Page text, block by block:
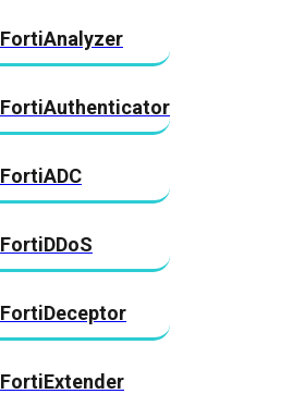
FortiAnalyzer
FortiAuthenticator
FortiADC
FortiDDoS
FortiDeceptor
FortiExtender